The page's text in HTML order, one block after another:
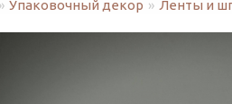
Упаковочный декор Ленты и